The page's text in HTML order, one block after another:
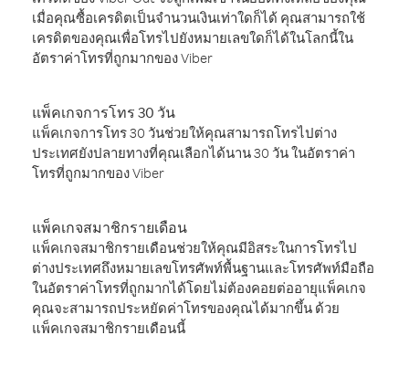
เมื่อคุณซื้อเครดิตเป็นจำนวนเงินเท่าใดก็ได้ คุณสามารถใช้
เครดิตของคุณเพื่อโทรไปยังหมายเลขใดก็ได้ในโลกนี้ใน
อัตราค่าโทรที่ถูกมากของ Viber
แพ็คเกจการโทร 30 วัน
แพ็คเกจการโทร 30 วันช่วยให้คุณสามารถโทรไปต่าง
ประเทศยังปลายทางที่คุณเลือกได้นาน 30 วัน ในอัตราค่า
โทรที่ถูกมากของ Viber
แพ็คเกจสมาชิกรายเดือน
แพ็คเกจสมาชิกรายเดือนช่วยให้คุณมีอิสระในการโทรไป
ต่างประเทศถึงหมายเลขโทรศัพท์พื้นฐานและโทรศัพท์มือถือ
ในอัตราค่าโทรที่ถูกมากได้โดยไม่ต้องคอยต่ออายุแพ็คเกจ
คุณจะสามารถประหยัดค่าโทรของคุณได้มากขึ้น ด้วย
แพ็คเกจสมาชิกรายเดือนนี้